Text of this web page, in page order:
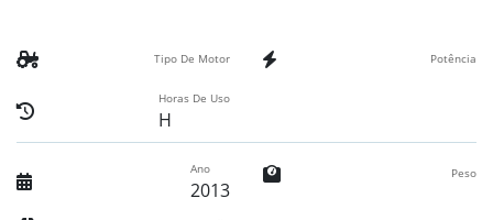
Tipo De Motor Potência
Horas De Uso
H
Ano
2013
Peso